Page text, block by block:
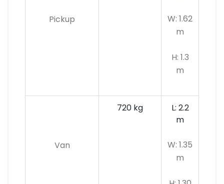
Pickup
W: 1.62
m
H: 1.3
m
Van
720 kg
L: 2.2
m
W: 1.35
m